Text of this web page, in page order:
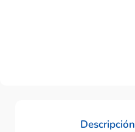
Descripción